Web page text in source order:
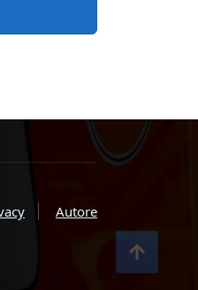
Autore